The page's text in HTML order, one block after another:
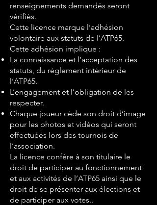
renseignements demandés seront
vérifiés.
Cette licence marque l’adhésion
volontaire aux statuts de l’ATP65.
Cette adhésion implique :
La connaissance et l’acceptation des
statuts, du règlement intérieur de
l’ATP65.
L’engagement et l’obligation de les
respecter.
Chaque joueur cède son droit d’image
pour les photos et vidéos qui seront
effectuées lors des tournois de
l’association.
La licence confère à son titulaire le
droit de participer au fonctionnement
et aux activités de l’ATP65 ainsi que le
droit de se présenter aux élections et
de participer aux votes..